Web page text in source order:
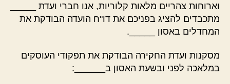
וארוחות צהריים מלאות קלוריות, אנו חברי ועדת _____
מתכבדים להציג בפניכם את דו"ח הועדה הבודקת את
המחדלים באסון _____.
מסקנות ועדת החקירה הבודקת את תפקודי העוסקים
במלאכה לפני ובשעת האסון ב______: